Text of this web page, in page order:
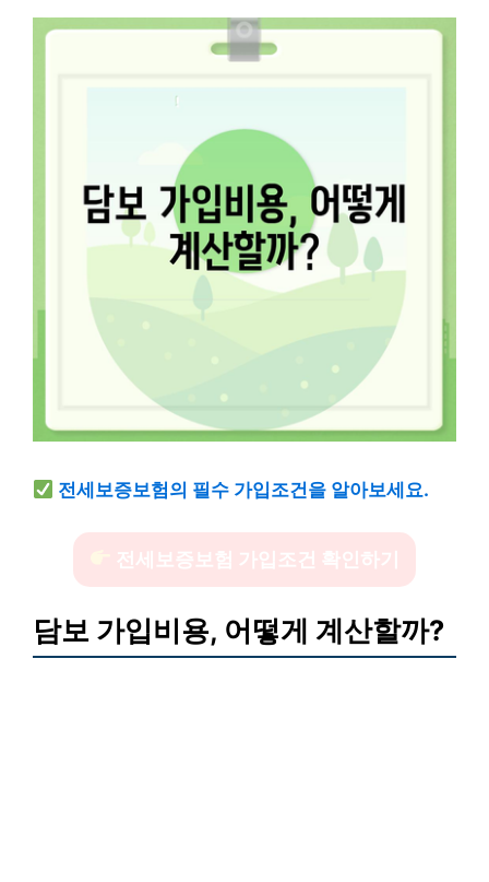
전세보증보험의 필수 가입조건을 알아보세요.
전세보증보험 가입조건 확인하기
담보 가입비용, 어떻게 계산할까?